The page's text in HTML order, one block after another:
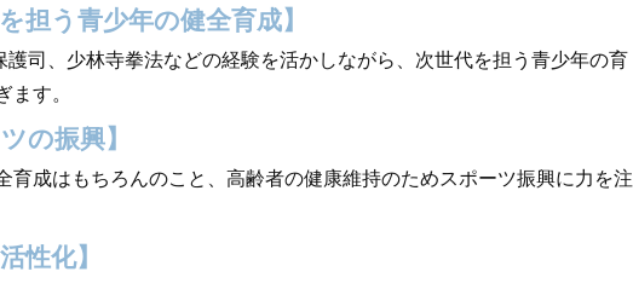
担う青少年の健全育成】
護司、少林寺拳法などの経験を活かしながら、次世代を担う青少年の育
ます。
の振興】
育成はもちろんのこと、高齢者の健康維持のためスポーツ振興に力を注
性化】